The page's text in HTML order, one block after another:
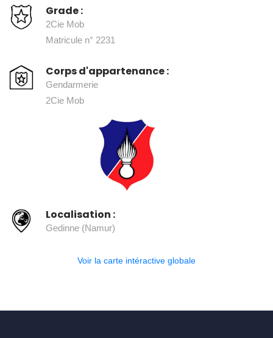
Grade :
2Cie Mob
Matricule n° 2231
Corps d'appartenance :
Gendarmerie
2Cie Mob
Localisation :
Gedinne (Namur)
Voir la carte intéractive globale